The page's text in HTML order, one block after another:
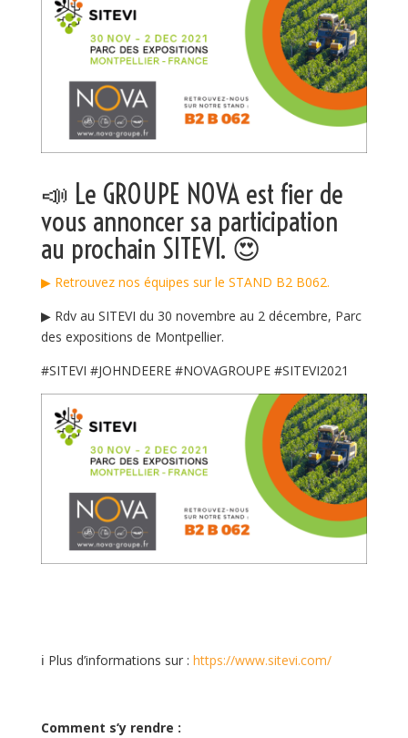
📣 Le GROUPE NOVA est fier de
vous annoncer sa participation
au prochain SITEVI. 😍
▶ Retrouvez nos équipes sur le STAND B2 B062.
▶ Rdv au SITEVI du 30 novembre au 2 décembre, Parc
des expositions de Montpellier.
#SITEVI #JOHNDEERE #NOVAGROUPE #SITEVI2021
ℹ️ Plus d’informations sur : https://www.sitevi.com/
Comment s’y rendre :